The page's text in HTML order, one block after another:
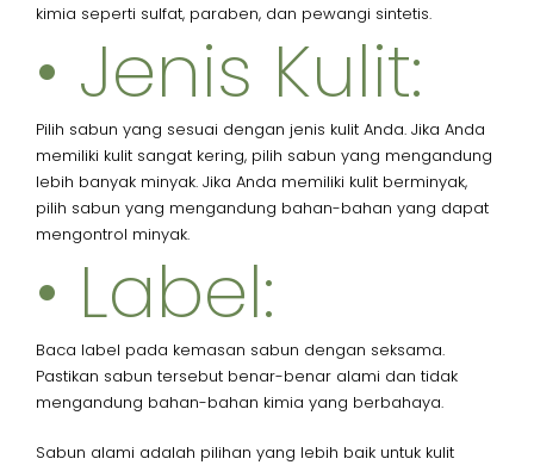
kimia seperti sulfat, paraben, dan pewangi sintetis.
• Jenis Kulit:
Pilih sabun yang sesuai dengan jenis kulit Anda. Jika Anda
memiliki kulit sangat kering, pilih sabun yang mengandung
lebih banyak minyak. Jika Anda memiliki kulit berminyak,
pilih sabun yang mengandung bahan-bahan yang dapat
mengontrol minyak.
• Label:
Baca label pada kemasan sabun dengan seksama.
Pastikan sabun tersebut benar-benar alami dan tidak
mengandung bahan-bahan kimia yang berbahaya.
Sabun alami adalah pilihan yang lebih baik untuk kulit